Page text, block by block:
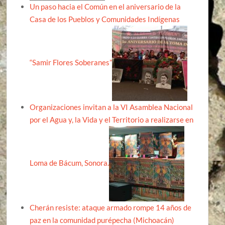
Un paso hacia el Común en el aniversario de la
Casa de los Pueblos y Comunidades Indígenas
“Samir Flores Soberanes”
Organizaciones invitan a la VI Asamblea Nacional
por el Agua y, la Vida y el Territorio a realizarse en
Loma de Bácum, Sonora.
Cherán resiste: ataque armado rompe 14 años de
paz en la comunidad purépecha (Michoacán)